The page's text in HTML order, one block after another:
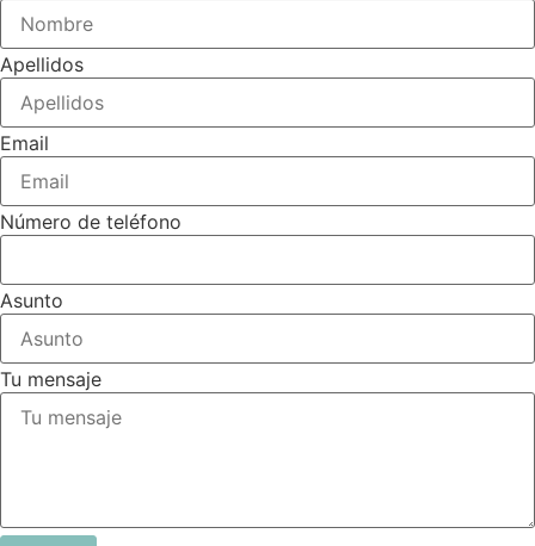
Apellidos
Email
Número de teléfono
Asunto
Tu mensaje